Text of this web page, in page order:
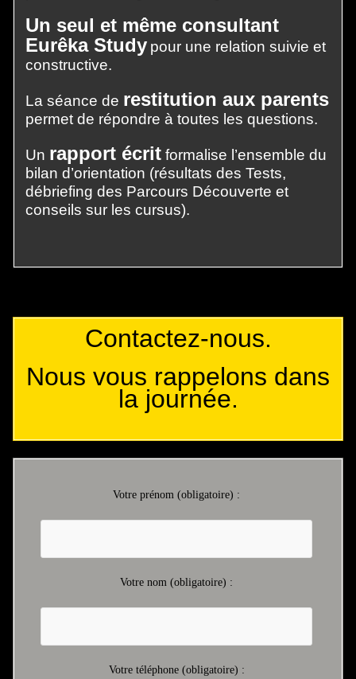
Un seul et même consultant
Eurêka Study pour une relation suivie et
constructive.
La séance de restitution aux parents
permet de répondre à toutes les questions.
Un rapport écrit formalise l’ensemble du
bilan d’orientation (résultats des Tests,
débriefing des Parcours Découverte et
conseils sur les cursus).
Contactez-nous.
Nous vous rappelons dans
la journée.
Votre prénom (obligatoire) :
Votre nom (obligatoire) :
Votre téléphone (obligatoire) :